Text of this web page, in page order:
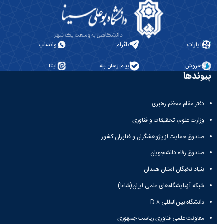
آپارات تلگرام واتساپ
سروش پیام رسان بله ایتا
پیوندها
دفتر مقام معظم رهبری
وزارت علوم، تحقیقات و فناوری
صندوق حمایت از پژوهشگران و فناوران کشور
صندوق رفاه دانشجویان
بنیاد نخبگان استان همدان
شبکه آزمایشگاه‌های علمی ایران(شاعا)
دانشگاه بین‌المللی D-۸
معاونت علمی فناوری ریاست جمهوری